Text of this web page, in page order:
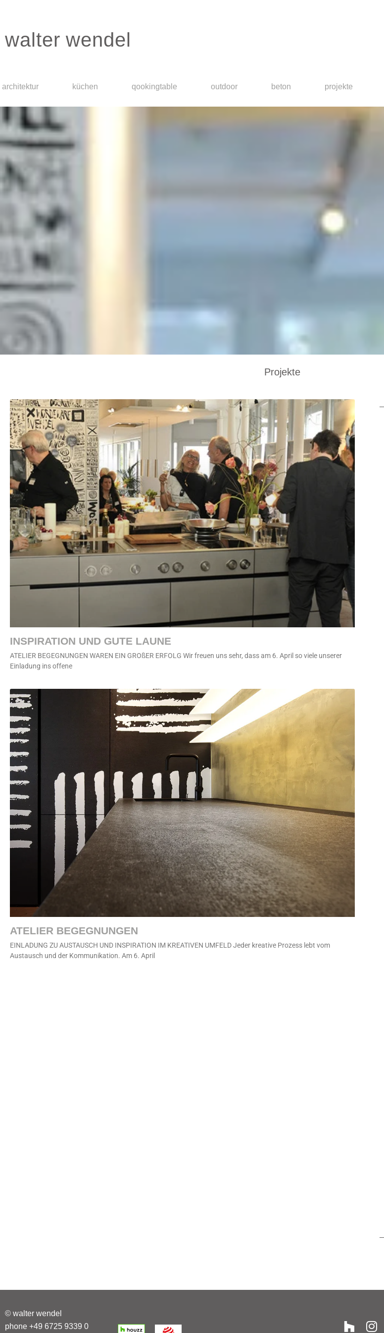
walter wendel
architektur küchen qookingtable outdoor beton projekte
Projekte
INSPIRATION UND GUTE LAUNE
ATELIER BEGEGNUNGEN WAREN EIN GROßER ERFOLG Wir freuen uns sehr, dass am 6. April so viele unserer
Einladung ins offene
ATELIER BEGEGNUNGEN
EINLADUNG ZU AUSTAUSCH UND INSPIRATION IM KREATIVEN UMFELD Jeder kreative Prozess lebt vom
Austausch und der Kommunikation. Am 6. April
© walter wendel
phone +49 6725 9339 0